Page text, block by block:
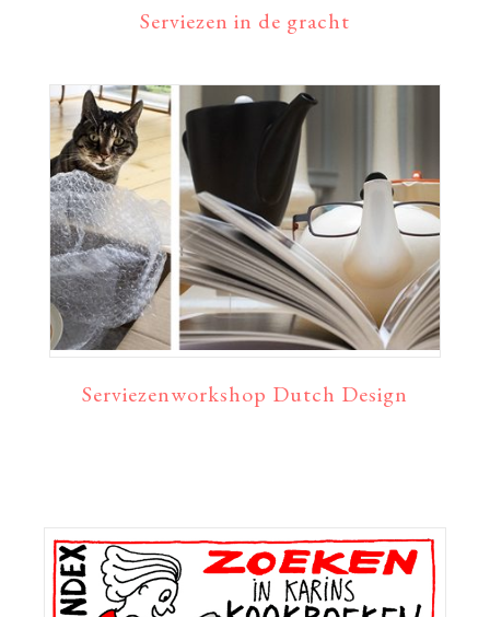
Serviezen in de gracht
Serviezenworkshop Dutch Design
Primaire
Sidebar